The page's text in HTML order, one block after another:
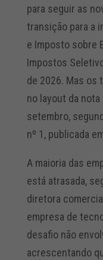
para seguir as
transição para a
e Imposto sobre
Impostos
de 2026. Mas os
no layout da
setembro,
nº 1, publicada
A maioria das
está atrasada,
diretora
empresa de
desafio não
acrescentando